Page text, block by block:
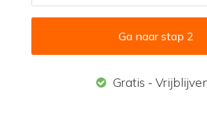
Ga naar stap 2
Gratis -